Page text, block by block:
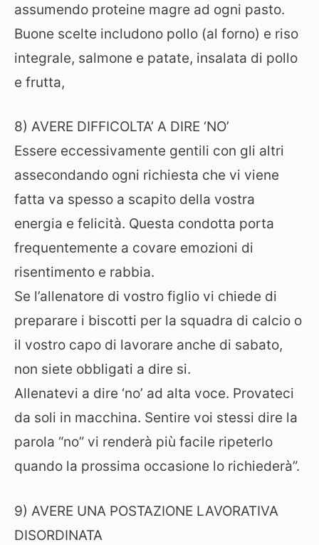
assumendo proteine magre ad ogni pasto.
Buone scelte includono pollo (al forno) e riso
integrale, salmone e patate, insalata di pollo
e frutta,
8) AVERE DIFFICOLTA’ A DIRE ‘NO’
Essere eccessivamente gentili con gli altri
assecondando ogni richiesta che vi viene
fatta va spesso a scapito della vostra
energia e felicità. Questa condotta porta
frequentemente a covare emozioni di
risentimento e rabbia.
Se l’allenatore di vostro figlio vi chiede di
preparare i biscotti per la squadra di calcio o
il vostro capo di lavorare anche di sabato,
non siete obbligati a dire si.
Allenatevi a dire ‘no’ ad alta voce. Provateci
da soli in macchina. Sentire voi stessi dire la
parola “no” vi renderà più facile ripeterlo
quando la prossima occasione lo richiederà”.
9) AVERE UNA POSTAZIONE LAVORATIVA
DISORDINATA